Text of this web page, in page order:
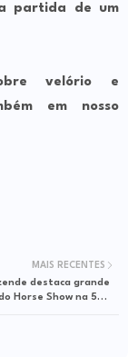
partida de um
velório e
em nosso
MAIS RECENTES
destaca grande
Horse Show na 54ª